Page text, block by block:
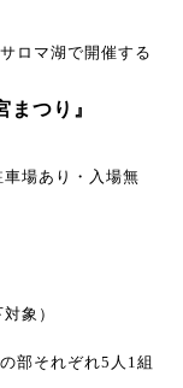
ロマ湖で開催する
まつり』
場あり・入場無
象）
それぞれ5 人 1 組